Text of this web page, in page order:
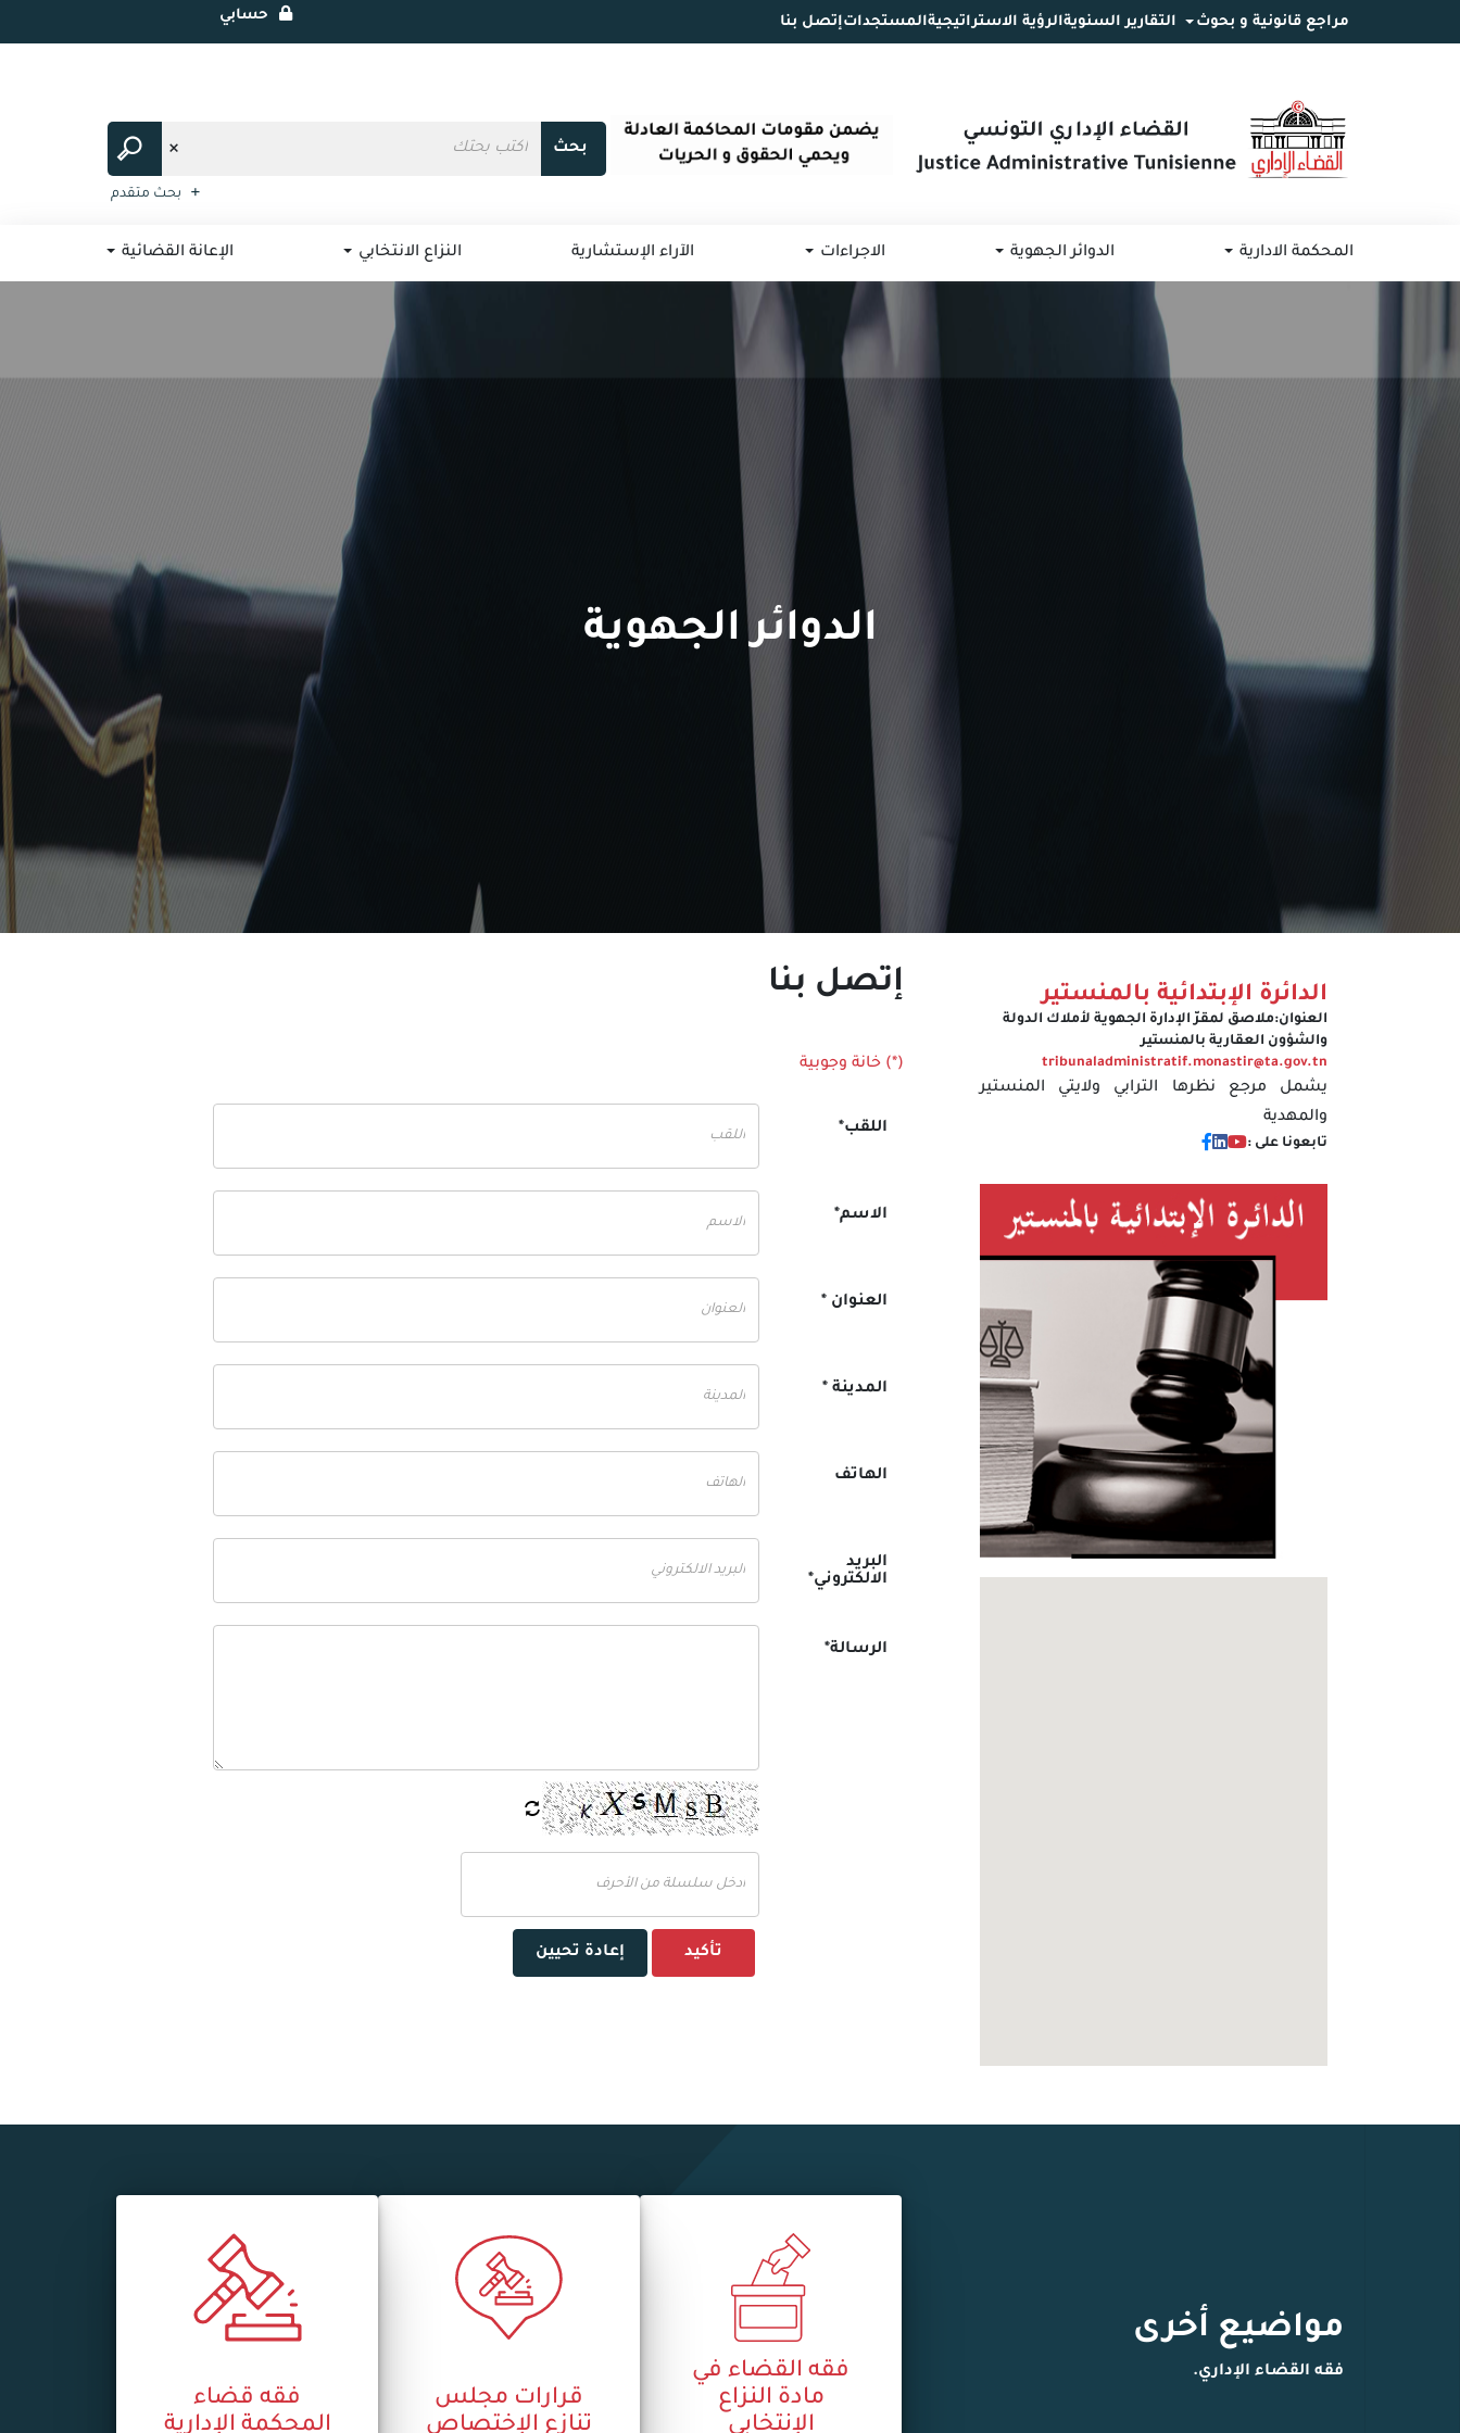
المحتوى
مراجع قانونية و بحوث التقارير السنويةالرؤية الاستراتيجيةالمستجداتإتصل بنا حسابي
بحث
بحث متقدم
المحكمة الادارية الدوائر الجهوية الاجراءات الآراء الإستشارية النزاع الانتخابي الإعانة القضائية
الدوائر الجهوية
الدائرة الإبتدائية بالمنستير
العنوان:ملاصق لمقرّ الإدارة الجهوية لأملاك الدولة
والشؤون العقارية بالمنستير
tribunaladministratif.monastir@ta.gov.tn
يشمل مرجع نظرها الترابي ولايتي المنستير
والمهدية
تابعونا على :
إتصل بنا
(*) خانة وجوبية
اللقب*
الاسم*
العنوان *
المدينة *
الهاتف
البريد
الالكتروني*
الرسالة*
تأكيد إعادة تحيين
مواضيع أخرى
فقه القضاء الإداري.
فقه القضاء في
مادة النزاع
الإنتخابي
قرارات مجلس
تنازع الإختصاص
فقه قضاء
المحكمة الإدارية